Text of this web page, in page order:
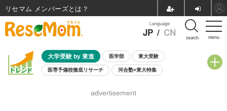
menu
Language
JP / CN search
大学受験 by 東進 医学部 東大受験
医専予備校徹底リサーチ 河合塾×東大特集
8月開催学校説明会・相談会
advertisement
リセマム メンバーズ